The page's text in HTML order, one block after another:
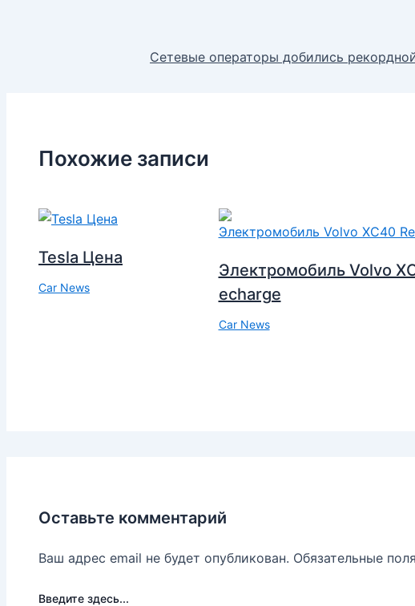
Сетевые операторы добились
Похожие записи
Tesla Цена
Car News
Электромобиль Volvo
echarge
Car News
Оставьте комментарий
Ваш адрес email не будет опубликован. Обязательные
Введите здесь...